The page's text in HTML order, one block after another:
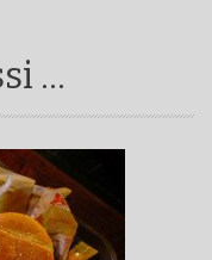
...